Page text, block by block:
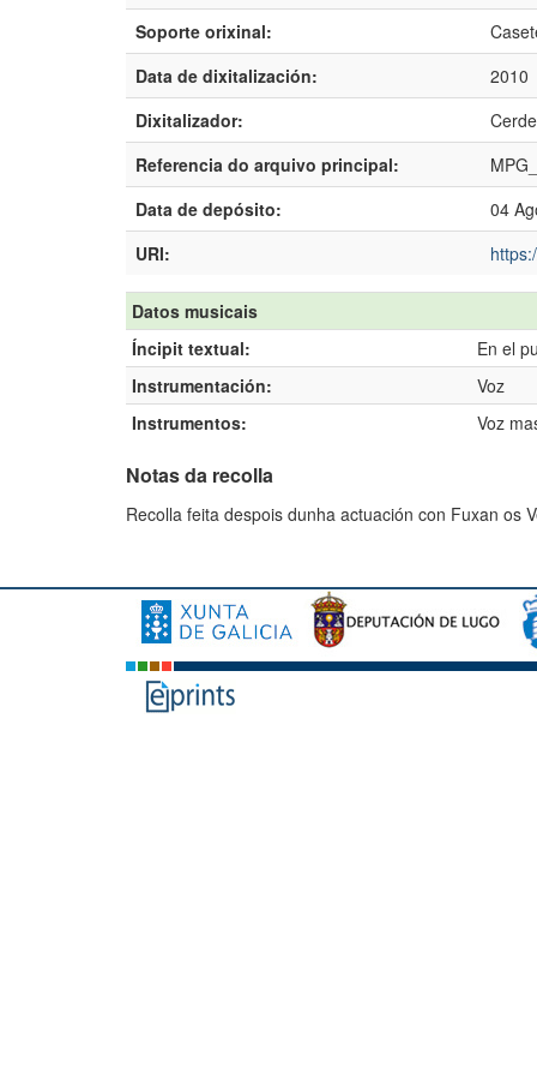
Soporte orixinal:
Data de dixitalización:
2010
Dixitalizador:
Referencia do arquivo principal:
Data de depósito:
04
URI:
Datos musicais
Íncipit textual:
En el
Instrumentación:
Voz
Instrumentos:
Voz
Notas da recolla
Recolla feita despois dunha actuación con Fuxan os